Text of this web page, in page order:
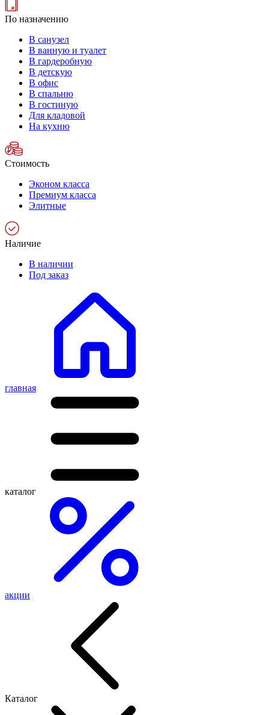
По назначению
В санузел
В ванную и туалет
В гардеробную
В детскую
В офис
В спальню
В гостиную
Для кладовой
На кухню
Стоимость
Эконом класса
Премиум класса
Элитные
Наличие
В наличии
Под заказ
главная
каталог
акции
Каталог